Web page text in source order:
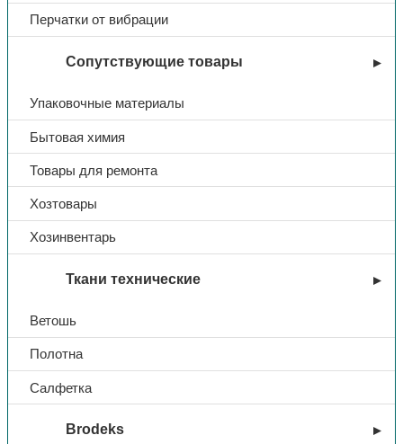
Перчатки от вибрации
Сопутствующие товары
Упаковочные материалы
Бытовая химия
Товары для ремонта
Хозтовары
Хозинвентарь
Ткани технические
Ветошь
Полотна
Салфетка
Brodeks